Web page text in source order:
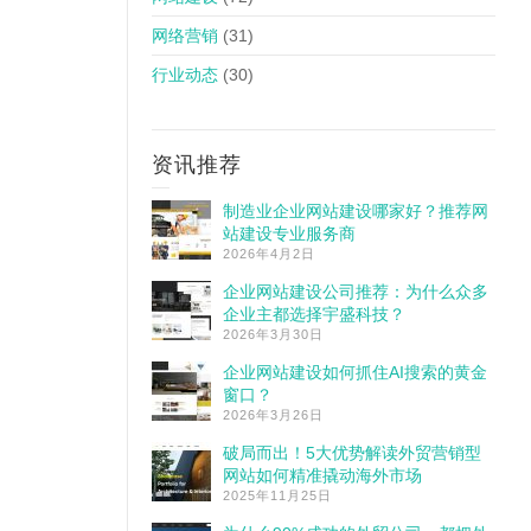
网络营销 (31)
行业动态 (30)
资讯推荐
制造业企业网站建设哪家好？推荐网
站建设专业服务商
2026年4月2日
企业网站建设公司推荐：为什么众多
企业主都选择宇盛科技？
2026年3月30日
企业网站建设如何抓住AI搜索的黄金
窗口？
2026年3月26日
破局而出！5大优势解读外贸营销型
网站如何精准撬动海外市场
2025年11月25日